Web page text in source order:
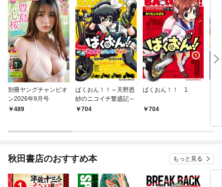
別冊ヤングチャンピオ
ン2026年9月号
489
ばくおん！！～天野恩
紗のニコイチ繁盛記～
704
ばくおん！！ 1
704
半
秋田書店のおすすめ本 もっと見る